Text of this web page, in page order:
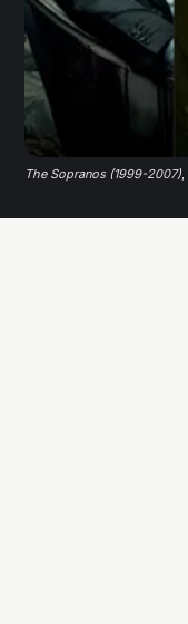
The Sopranos (1999-2007)